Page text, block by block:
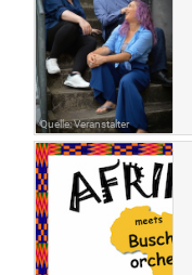
Quelle: Veranstalter